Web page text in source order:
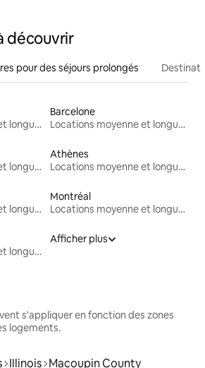
découvrir
pour des séjours prolongés
Locations moyenne et longue durée
Barcelone
Locations moyenne et longue durée
Locations moyenne et longue durée
Athènes
Locations moyenne et longue durée
Locations moyenne et longue durée
Montréal
Locations moyenne et longue durée
Locations moyenne et longue durée
Afficher plus
s'appliquer en fonction des zones
logements.
Illinois Macoupin County